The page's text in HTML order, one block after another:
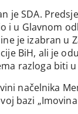
je SDA.
i u Glavnom
je izabran u
BiH, ali je
razloga biti
načelnika
bazi